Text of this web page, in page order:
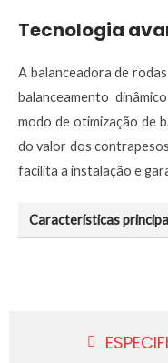
Tecnologia
A balanceadora de
balanceamento
modo de otimização de
do valor dos
facilita a instalação e
Características